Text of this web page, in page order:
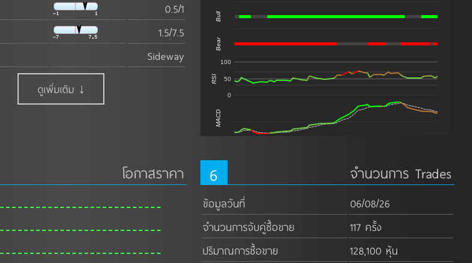
0.5/1
1.5/7.5
Sideway
ดูเพิ่มเติม ↓
Bull
Bear
0
50
100
RSI
MACD
โอกาสราคา 6 จำนวนการ Trades
ข้อมูลวันที่
06/08/26
จำนวนการจับคู่ซื้อขาย
117 ครั้ง
ปริมาณการซื้อขาย
128,100 หุ้น